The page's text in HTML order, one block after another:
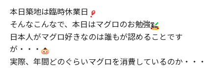
本日築地は臨時休業日
そんなこんなで、本日はマグロのお勉強
日本人がマグロ好きなのは誰もが認めることです
が・・・
実際、年間どのぐらいマグロを消費しているのか・・・